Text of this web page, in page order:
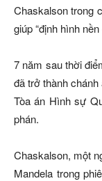
Chaskalson trong
giúp “định hình
7 năm sau thời
đã trở thành
Tòa án Hình sự
phán.
Chaskalson, một
Mandela trong